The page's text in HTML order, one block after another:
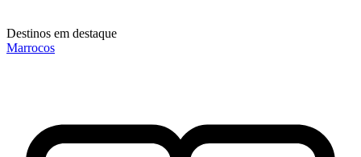
Destinos em destaque
Marrocos